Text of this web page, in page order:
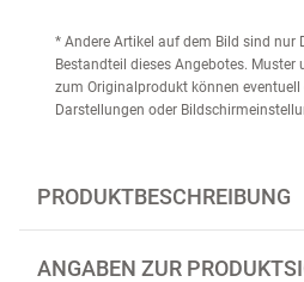
* Andere Artikel auf dem Bild sind nur
Bestandteil dieses Angebotes. Muster
zum Originalprodukt können
Darstellungen oder
PRODUKTBESCHREIBUNG
ANGABEN ZUR